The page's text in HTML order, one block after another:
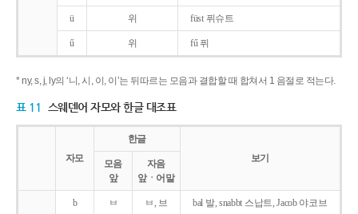
ü 위 füst 퓌슈트
ű 위 fű 퓌
* ny, s, j, ly의 ‘니, 시, 이, 이’는 뒤따르는 모음과 결합할 때 합쳐서 1 음절로 적는다.
표 11 스웨덴어 자모와 한글 대조표
자모
한글
보기
모음
앞
자음
앞ㆍ어말
b ㅂ ㅂ, 브 bal 발, snabbt 스납트, Jacob 야코브